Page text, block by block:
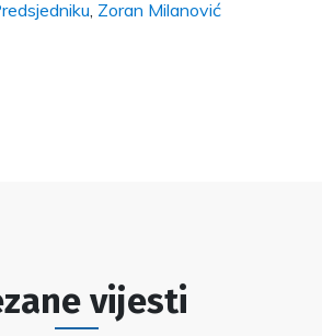
Zoran Milanović
vijesti